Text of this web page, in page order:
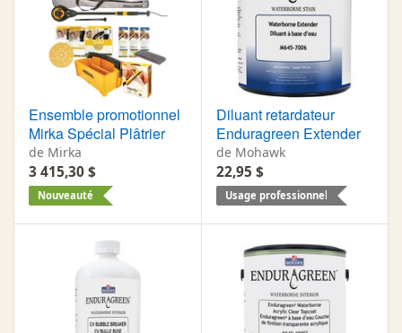
Ensemble promotionnel
Mirka Spécial Plâtrier
de Mirka
3 415,30 $
Nouveauté
Diluant retardateur
Enduragreen Extender
de Mohawk
22,95 $
Usage professionnel